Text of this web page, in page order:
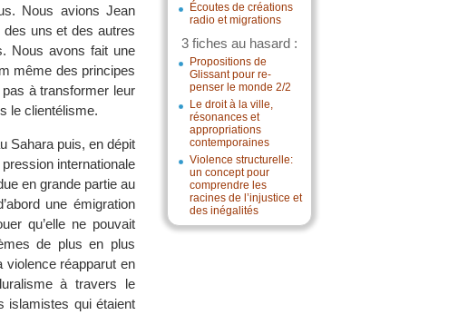
Écoutes de créations
radio et migrations
3 fiches au hasard :
Propositions de
Glissant pour re-
penser le monde 2/2
Le droit à la ville,
résonances et
appropriations
contemporaines
Violence structurelle:
un concept pour
comprendre les
racines de l’injustice et
des inégalités
Nous avions Jean
uns et des autres
Nous avons fait une
même des principes
à transformer leur
le clientélisme.
Sahara puis, en dépit
internationale
en grande partie au
une émigration
qu’elle ne pouvait
de plus en plus
violence réapparut en
à travers le
islamistes qui étaient